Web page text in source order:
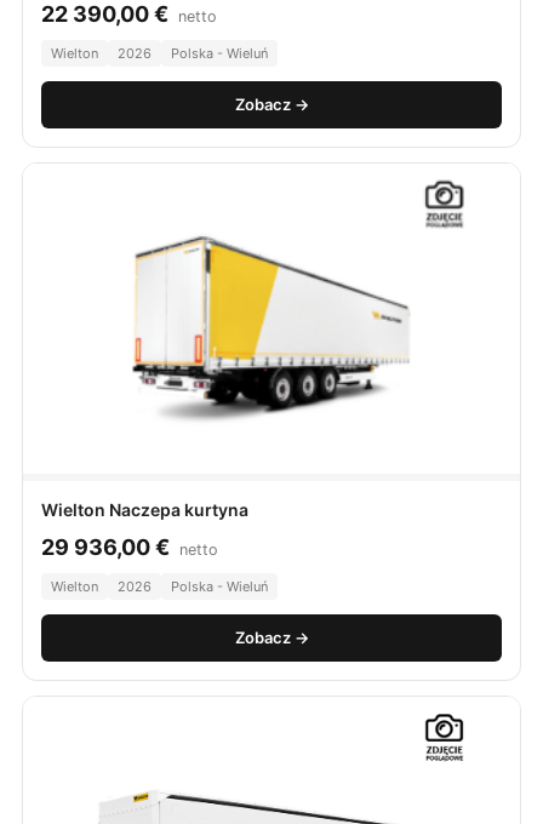
22 390,00€ netto
Wielton 2026 Polska - Wieluń
Zobacz →
Wielton Naczepa kurtyna
29 936,00€ netto
Wielton 2026 Polska - Wieluń
Zobacz →